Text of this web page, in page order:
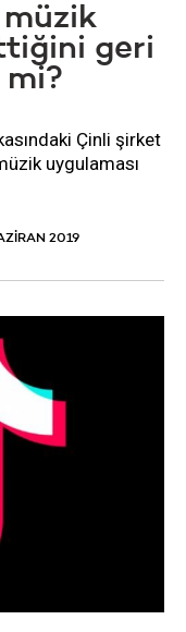
müzik
geri
Çinli şirket
uygulaması
2019